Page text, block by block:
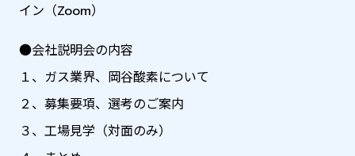
イン（Zoom）
●会社説明会の内容
１、ガス業界、岡谷酸素について
２、募集要項、選考のご案内
３、工場見学（対面のみ）